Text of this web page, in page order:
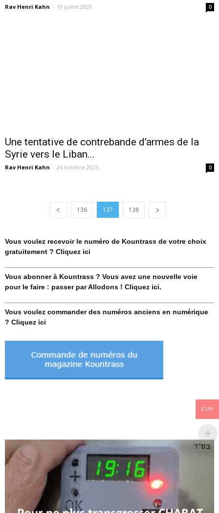
Rav Henri Kahn - 19 juillet 2026 0
Une tentative de contrebande d’armes de la
Syrie vers le Liban...
Rav Henri Kahn - 24 octobre 2025 0
136 137 138
Vous voulez recevoir le numéro de Kountrass de votre choix
gratuitement ? Cliquez ici
Vous abonner à Kountrass ? Vous avez une nouvelle voie
pour le faire : passer par Allodons ! Cliquez ici.
Vous voulez commander des numéros anciens en numérique
? Cliquez ici
EUR